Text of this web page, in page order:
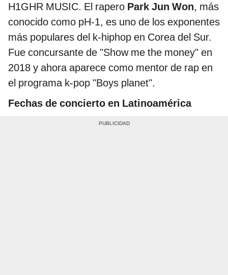
H1GHR MUSIC. El rapero Park Jun Won, más
conocido como pH-1, es uno de los exponentes
más populares del k-hiphop en Corea del Sur.
Fue concursante de "Show me the money" en
2018 y ahora aparece como mentor de rap en
el programa k-pop "Boys planet".
Fechas de concierto en Latinoamérica